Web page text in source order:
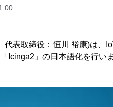
表取締役：恒川 裕康)は、
Icinga2」の日本語化を行いま